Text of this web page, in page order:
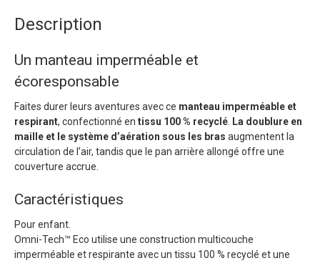
Description
Un manteau imperméable et
écoresponsable
Faites durer leurs aventures avec ce manteau imperméable et
respirant, confectionné en tissu 100 % recyclé La doublure en
maille et le système d’aération sous les bras augmentent la
circulation de l’air, tandis que le pan arrière allongé offre une
couverture accrue.
Caractéristiques
Pour enfant.
Omni-Tech™ Eco utilise une construction multicouche
imperméable et respirante avec un tissu 100 % recyclé et une